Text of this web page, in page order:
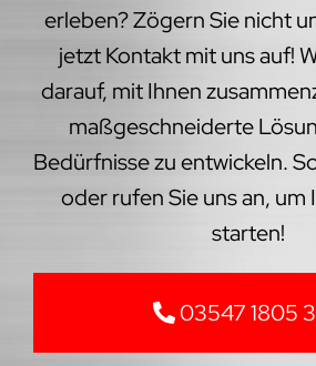
erleben? Zögern Sie nicht
jetzt Kontakt mit uns auf!
darauf, mit Ihnen
maßgeschneiderte
Bedürfnisse zu entwickeln.
oder rufen Sie uns an, um
starten!
03547 1805